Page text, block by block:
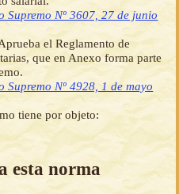
Supremo Nº 3607, 27 de junio
el Reglamento de
que en Anexo forma parte
Supremo Nº 4928, 1 de mayo
tiene por objeto:
esta norma